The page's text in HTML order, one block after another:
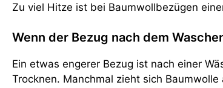
Zu viel Hitze ist bei Baumwollbezügen
Wenn der Bezug nach dem
Ein etwas engerer Bezug ist nach einer
Trocknen. Manchmal zieht sich